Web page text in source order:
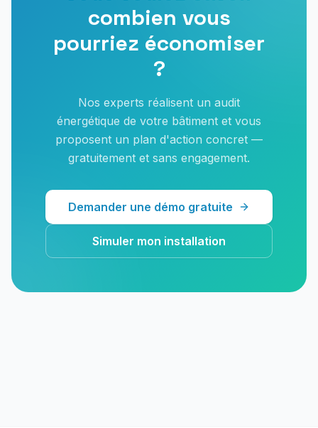
combien vous
pourriez économiser
?
Nos experts réalisent un audit
énergétique de votre bâtiment et vous
proposent un plan d'action concret —
gratuitement et sans engagement.
Demander une démo gratuite
Simuler mon installation